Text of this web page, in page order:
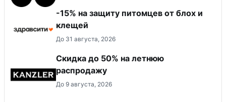
-15% на защиту питомцев от блох и
клещей
До 31 августа, 2026
Скидка до 50% на летнюю
распродажу
До 9 августа, 2026